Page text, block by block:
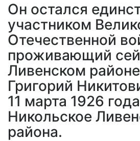
Он остался
участником
Отечественной
проживающий
Ливенском
Григорий
11 марта 1926
Никольское
района.